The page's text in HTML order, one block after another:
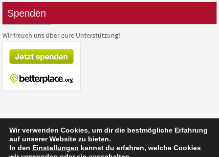
Spenden
Wir freuen uns über eure Unterstützung!
Präsentiert vonNirvana&WordPress.
Wir verwenden Cookies, um dir die bestmögliche Erfahrung
auf unserer Website zu bieten.
In den Einstellungen kannst du erfahren, welche Cookies